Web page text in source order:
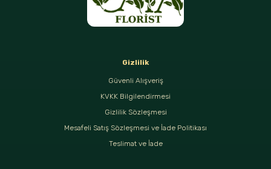
Gizlilik
Güvenli Alışveriş
KVKK Bilgilendirmesi
Gizlilik Sözleşmesi
Mesafeli Satış Sözleşmesi ve İade Politikası
Teslimat ve İade